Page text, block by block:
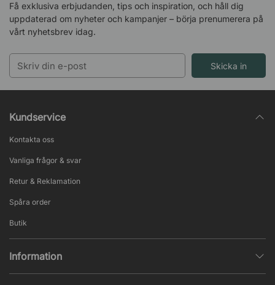
Få exklusiva erbjudanden, tips och inspiration, och håll dig
uppdaterad om nyheter och kampanjer – börja prenumerera på
vårt nyhetsbrev idag.
Skicka in
Kundservice
Kontakta oss
Vanliga frågor & svar
Retur & Reklamation
Spåra order
Butik
Information